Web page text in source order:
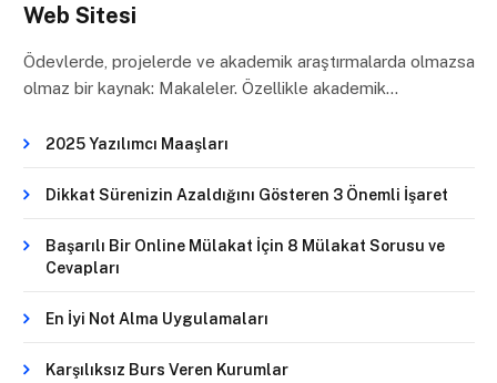
Web Sitesi
Ödevlerde, projelerde ve akademik araştırmalarda olmazsa
olmaz bir kaynak: Makaleler. Özellikle akademik…
2025 Yazılımcı Maaşları
Dikkat Sürenizin Azaldığını Gösteren 3 Önemli İşaret
Başarılı Bir Online Mülakat İçin 8 Mülakat Sorusu ve
Cevapları
En İyi Not Alma Uygulamaları
Karşılıksız Burs Veren Kurumlar